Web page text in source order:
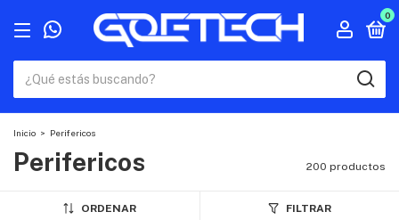
0
Inicio > Perifericos
Perifericos 200 productos
ORDENAR FILTRAR